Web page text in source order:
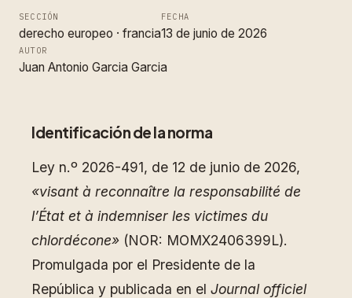
SECCIÓN
derecho europeo · francia
FECHA
13 de junio de 2026
AUTOR
Juan Antonio Garcia Garcia
Identificación de la norma
Ley n.º 2026-491, de 12 de junio de 2026,
«visant à reconnaître la responsabilité de
l’État et à indemniser les victimes du
chlordécone» (NOR: MOMX2406399L).
Promulgada por el Presidente de la
República y publicada en el Journal officiel